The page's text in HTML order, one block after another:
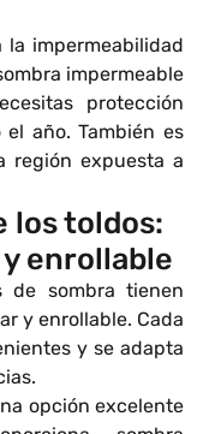
impermeabilidad
impermeable
protección
año. También es
región expuesta a
los toldos:
enrollable
de sombra tienen
y enrollable. Cada
y se adapta
opción excelente